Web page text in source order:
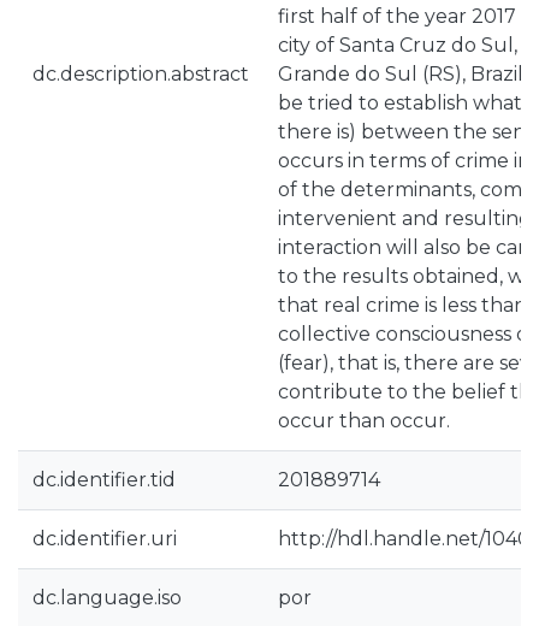
dc.description.abstract
first half of the year 2017
city of Santa Cruz do Sul,
Grande do Sul (RS),
be tried to establish what
there is) between the
occurs in terms of crime in
of the determinants,
intervenient and resulting
interaction will also be
to the results obtained,
that real crime is less than
collective consciousness
(fear), that is, there are
contribute to the belief
occur than occur.
dc.identifier.tid 201889714
dc.identifier.uri http://hdl.handle.net/
dc.language.iso por